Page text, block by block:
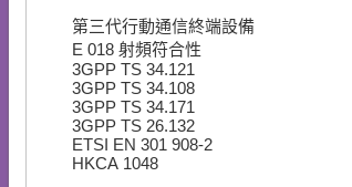
第三代行動通信終端設備
E 018 射頻符合性
3GPP TS 34.121
3GPP TS 34.108
3GPP TS 34.171
​3GPP TS 26.132
ETSI EN 301 908-2
HKCA 1048